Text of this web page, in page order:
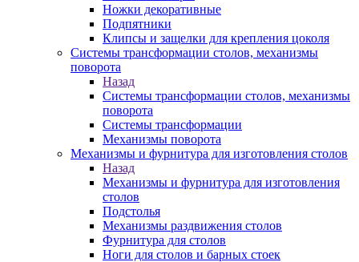
Ножки декоративные
Подпятники
Клипсы и защелки для крепления цоколя
Системы трансформации столов, механизмы
поворота
Назад
Системы трансформации столов, механизмы
поворота
Системы трансформации
Механизмы поворота
Механизмы и фурнитура для изготовления столов
Назад
Механизмы и фурнитура для изготовления
столов
Подстолья
Механизмы раздвижения столов
Фурнитура для столов
Ноги для столов и барных стоек